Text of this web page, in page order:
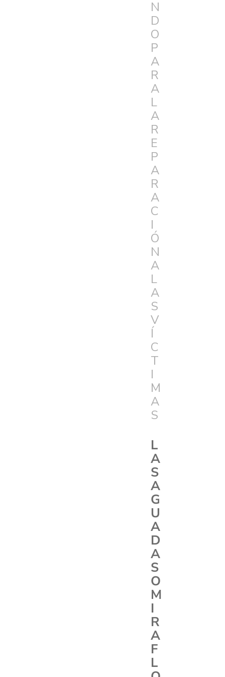
N
D
O
P
A
R
A
L
A
R
E
P
A
R
A
C
I
Ó
N
A
L
A
S
V
Í
C
T
I
M
A
S
L
A
S
A
G
U
A
D
A
S
O
M
I
R
A
F
L